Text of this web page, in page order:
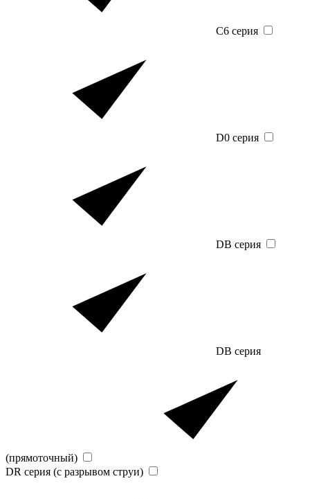
C6 серия
D0 серия
DB серия
DB серия
(прямоточный)
DR серия (с разрывом струи)